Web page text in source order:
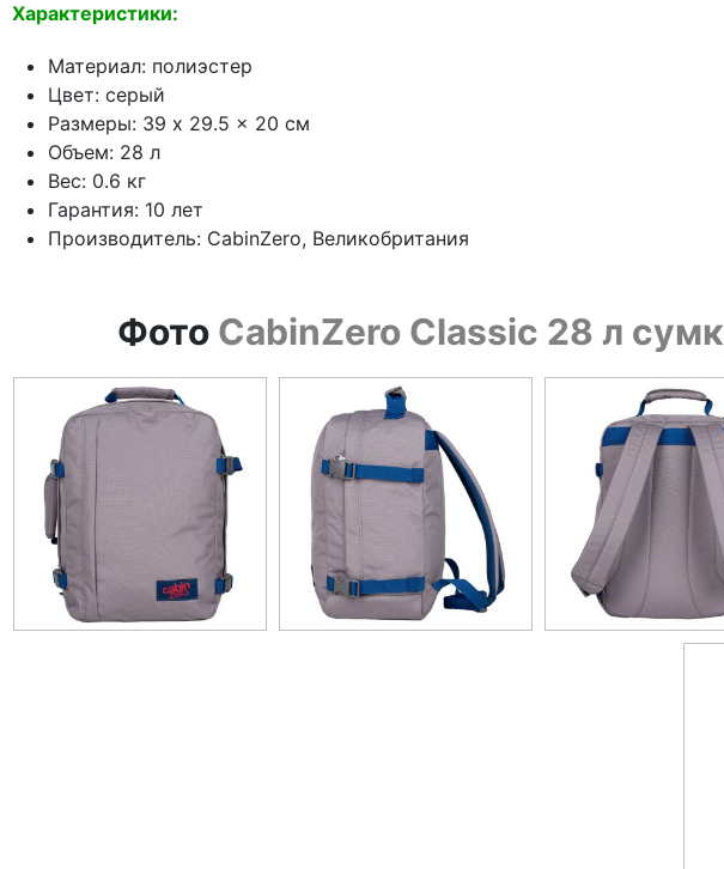
Характеристики:
Материал: полиэстер
Цвет: серый
Размеры: 39 x 29.5 x 20 см
Объем: 28 л
Вес: 0.6 кг
Гарантия: 10 лет
Производитель: CabinZero, Великобритания
Фото CabinZero Classic 28 л